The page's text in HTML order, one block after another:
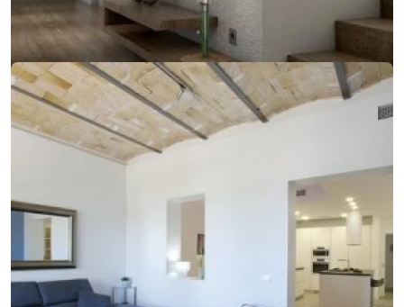
Jednoduchý dizajn, ktorý sa zameriava na detail
Jednoduchý dizajn, ktorý sa zameriava na detail